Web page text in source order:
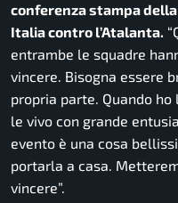
conferenza stampa
Italia contro l’Atalanta.
entrambe le squadre
vincere. Bisogna essere
propria parte. Quando
le vivo con grande
evento è una cosa
portarla a casa.
vincere”.